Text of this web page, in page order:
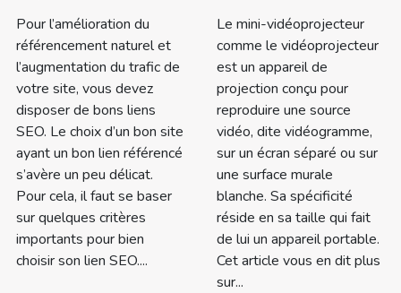
Pour l’amélioration du
référencement naturel et
l’augmentation du trafic de
votre site, vous devez
disposer de bons liens
SEO. Le choix d’un bon site
ayant un bon lien référencé
s’avère un peu délicat.
Pour cela, il faut se baser
sur quelques critères
importants pour bien
choisir son lien SEO....
Le mini-vidéoprojecteur
comme le vidéoprojecteur
est un appareil de
projection conçu pour
reproduire une source
vidéo, dite vidéogramme,
sur un écran séparé ou sur
une surface murale
blanche. Sa spécificité
réside en sa taille qui fait
de lui un appareil portable.
Cet article vous en dit plus
sur...